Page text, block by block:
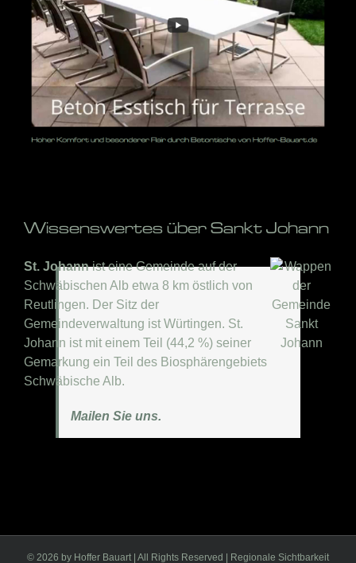
Wissenswertes über Sankt Johann
St. Johannist eine Gemeinde auf der
Schwäbischen Alb etwa 8 km östlich von
Reutlingen. Der Sitz der
Gemeindeverwaltung ist Würtingen. St.
Johann ist mit einem Teil (44,2 %) seiner
Gemarkung ein Teil des Biosphärengebiets
Schwäbische Alb.
Mailen Sie uns.
© 2026 by Hoffer Bauart | All Rights Reserved | Regionale Sichtbarkeit